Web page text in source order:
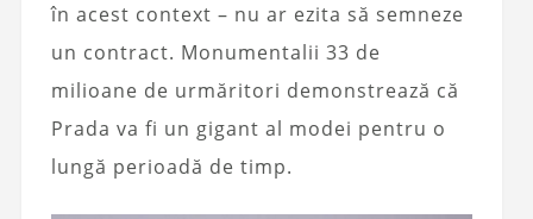
în acest context – nu ar ezita să semneze
un contract. Monumentalii 33 de
milioane de urmăritori demonstrează că
Prada va fi un gigant al modei pentru o
lungă perioadă de timp.